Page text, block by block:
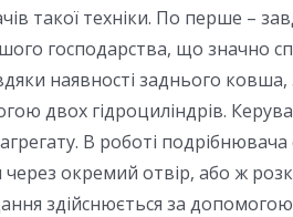
такої техніки. По перше –
господарства, що значно
наявності заднього
двох гідроциліндрів.
агрегату. В роботі
окремий отвір, або ж
здійснюється за